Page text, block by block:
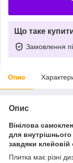
Що таке
Замовлення
Опис
Опис
Вінілова
для
завдяки клейовій
Плитка має різні